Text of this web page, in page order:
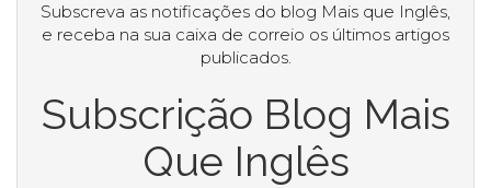
Subscreva as notificações do blog Mais que Inglês,
e receba na sua caixa de correio os últimos artigos
publicados.
Subscrição Blog Mais
Que Inglês